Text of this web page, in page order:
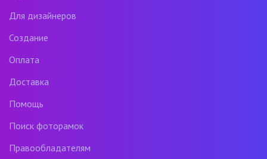
Для дизайнеров
Создание
Оплата
Доставка
Помощь
Поиск фоторамок
Правообладателям